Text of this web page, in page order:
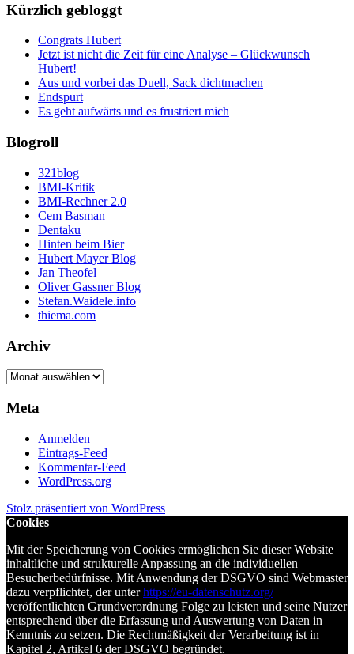
Kürzlich gebloggt
Congrats Hubert
Jetzt ist nicht die Zeit für eine Analyse – Glückwunsch
Hubert!
Aus und vorbei das Duell, Sack dichtmachen
Endspurt
Es geht aufwärts und es frustriert mich
Blogroll
321blog
BMI-Kritik
BMI-Rechner 2.0
Cem Basman
Dentaku
Hinten beim Bier
Hubert Mayer Blog
Jan Theofel
Oliver Gassner Blog
Stefan.Waidele.info
thiema.com
Archiv
Archiv
Meta
Anmelden
Eintrags-Feed
Kommentar-Feed
WordPress.org
Stolz präsentiert von WordPress
Cookies
Mit der Speicherung von Cookies ermöglichen Sie dieser Website
inhaltliche und strukturelle Anpassung an die individuellen
Besucherbedürfnisse. Mit Anwendung der DSGVO sind Webmaster
dazu verpflichtet, der unterhttps://eu-datenschutz.org/
veröffentlichten Grundverordnung Folge zu leisten und seine Nutzer
entsprechend über die Erfassung und Auswertung von Daten in
Kenntnis zu setzen. Die Rechtmäßigkeit der Verarbeitung ist in
Kapitel 2, Artikel 6 der DSGVO begründet.